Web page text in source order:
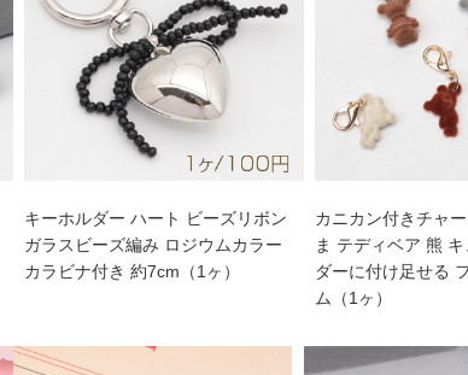
キーホルダー ハート ビーズリボン
ガラスビーズ編み ロジウムカラー
カラビナ付き 約7cm（1ヶ）
カニカン付きチャ
ま テディベア 熊
ダーに付け足せる
ム（1ヶ）